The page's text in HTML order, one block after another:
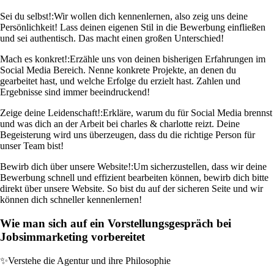
Sei du selbst!:Wir wollen dich kennenlernen, also zeig uns deine
Persönlichkeit! Lass deinen eigenen Stil in die Bewerbung einfließen
und sei authentisch. Das macht einen großen Unterschied!
Mach es konkret!:Erzähle uns von deinen bisherigen Erfahrungen im
Social Media Bereich. Nenne konkrete Projekte, an denen du
gearbeitet hast, und welche Erfolge du erzielt hast. Zahlen und
Ergebnisse sind immer beeindruckend!
Zeige deine Leidenschaft!:Erkläre, warum du für Social Media brennst
und was dich an der Arbeit bei charles & charlotte reizt. Deine
Begeisterung wird uns überzeugen, dass du die richtige Person für
unser Team bist!
Bewirb dich über unsere Website!:Um sicherzustellen, dass wir deine
Bewerbung schnell und effizient bearbeiten können, bewirb dich bitte
direkt über unsere Website. So bist du auf der sicheren Seite und wir
können dich schneller kennenlernen!
Wie man sich auf ein Vorstellungsgespräch bei
Jobsimmarketing vorbereitet
✨Verstehe die Agentur und ihre Philosophie